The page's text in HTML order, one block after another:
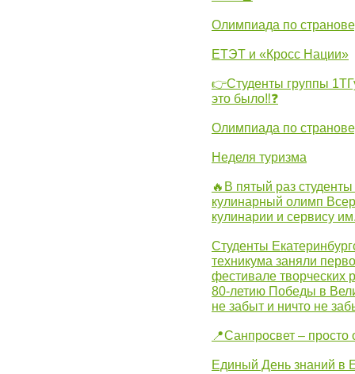
Олимпиада по
ЕТЭТ и «Кросс Нации»
👉Студенты группы
это было‼❓
Олимпиада по
Неделя туризма
🔥В пятый раз
кулинарный олимп
кулинарии и сервису
Студенты
техникума заняли
фестивале
80-летию Победы в
не забыт и ничто не
📍Санпросвет –
Единый День знаний в